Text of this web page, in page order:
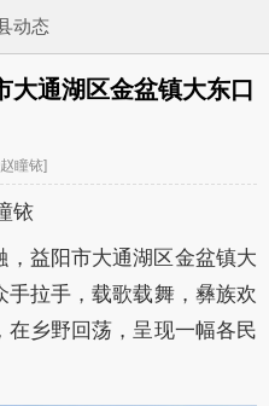
动态
大通湖区金盆镇大东口
瞳铱]
铱
益阳市大通湖区金盆镇大
手拉手，载歌载舞，彝族欢
乡野回荡，呈现一幅各民